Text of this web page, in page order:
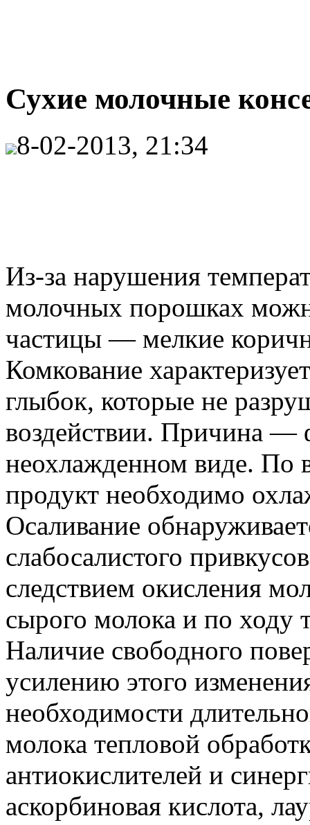
Сухие молочные
8-02-2013, 21:34
Из-за нарушения
молочных порошках
частицы — мелкие
Комкование
глыбок, которые не
воздействии. Причина —
неохлажденном виде. По
продукт необходимо
Осаливание
слабосалистого
следствием окисления
сырого молока и по ходу
Наличие свободного
усилению этого
необходимости
молока тепловой
антиокислителей и
аскорбиновая кислота,